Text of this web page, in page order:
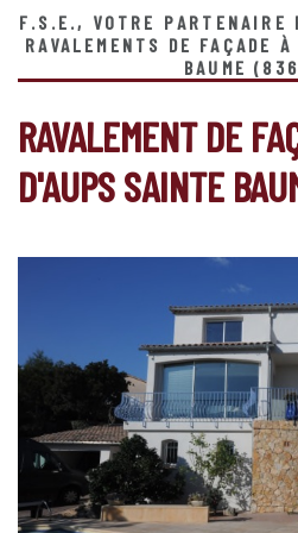
F.S.E., VOTRE PARTENAIRE
RAVALEMENTS DE FAÇADE
BAUME
RAVALEMENT DE
D'AUPS SAINTE